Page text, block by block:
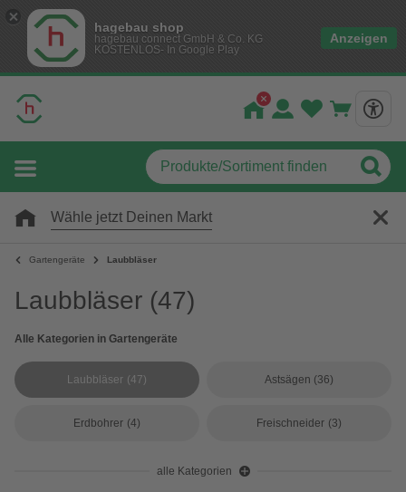
hagebau shop
hagebau connect GmbH & Co. KG
KOSTENLOS- In Google Play
Anzeigen
Wähle jetzt Deinen Markt
Gartengeräte Laubbläser
Laubbläser (47)
Alle Kategorien in Gartengeräte
Laubbläser (47) Astsägen (36)
Erdbohrer (4) Freischneider (3)
alle Kategorien